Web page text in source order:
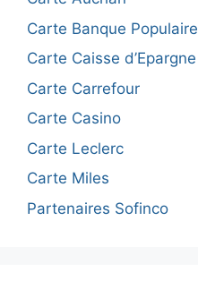
Carte Banque Populaire
Carte Caisse d’Epargne
Carte Carrefour
Carte Casino
Carte Leclerc
Carte Miles
Partenaires Sofinco